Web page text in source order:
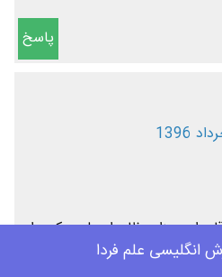
پاسخ
امین زاده ظاهرا معلومه که برای
عضو شد لطفا یه کار انجام
انگلیسی علم فردا